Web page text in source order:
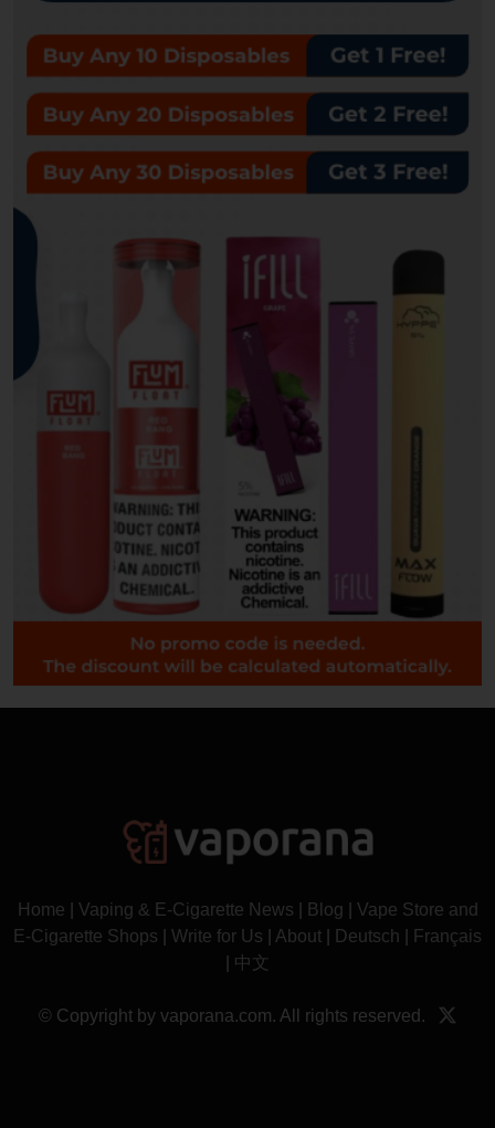
Home Vaping & E-Cigarette News Blog
Vape Store and
E-Cigarette Shops
Write for Us About Deutsch
Français
中文
© Copyright by vaporana.com. All rights reserved.